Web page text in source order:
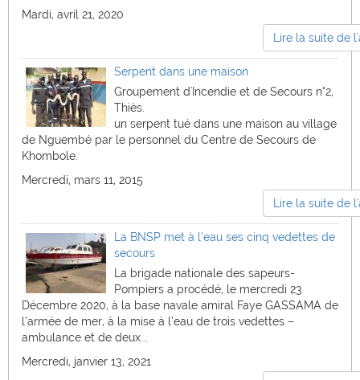
Mardi, avril 21, 2020
Lire la suite de
Serpent dans une maison
Groupement d'Incendie et de Secours n°2,
Thiès.
un serpent tué dans une maison au village
de Nguembé par le personnel du Centre de Secours de
Khombole.
Mercredi, mars 11, 2015
Lire la suite de
La BNSP met à l’eau ses cinq vedettes de
secours
La brigade nationale des sapeurs-
Pompiers a procédé, le mercredi 23
Décembre 2020, à la base navale amiral Faye GASSAMA de
l’armée de mer, à la mise à l’eau de trois vedettes –
ambulance et de deux...
Mercredi, janvier 13, 2021